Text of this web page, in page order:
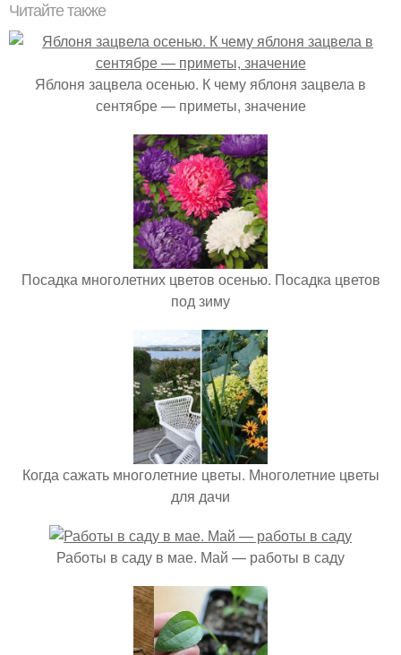
Читайте также
Яблоня зацвела осенью. К чему яблоня зацвела в
сентябре — приметы, значение
Посадка многолетних цветов осенью. Посадка цветов
под зиму
Когда сажать многолетние цветы. Многолетние цветы
для дачи
Работы в саду в мае. Май — работы в саду